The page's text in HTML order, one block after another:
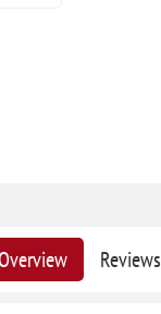
Reviews